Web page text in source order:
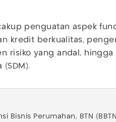
penguatan aspek
kredit berkualitas,
risiko yang andal,
Bisnis Perumahan, BTN